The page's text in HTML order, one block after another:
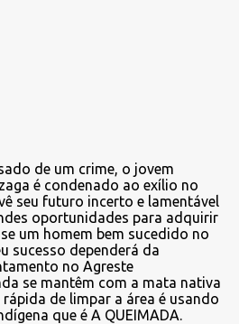
de um crime, o jovem
é condenado ao exílio no
seu futuro incerto e lamentável
oportunidades para adquirir
um homem bem sucedido no
sucesso dependerá da
no Agreste
se mantêm com a mata nativa
de limpar a área é usando
que é A QUEIMADA.